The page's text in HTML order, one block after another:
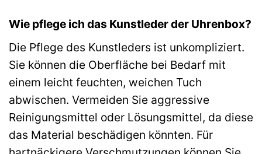
Wie pflege ich das Kunstleder der Uhrenbox?
Die Pflege des Kunstleders ist unkompliziert.
Sie können die Oberfläche bei Bedarf mit
einem leicht feuchten, weichen Tuch
abwischen. Vermeiden Sie aggressive
Reinigungsmittel oder Lösungsmittel, da diese
das Material beschädigen könnten. Für